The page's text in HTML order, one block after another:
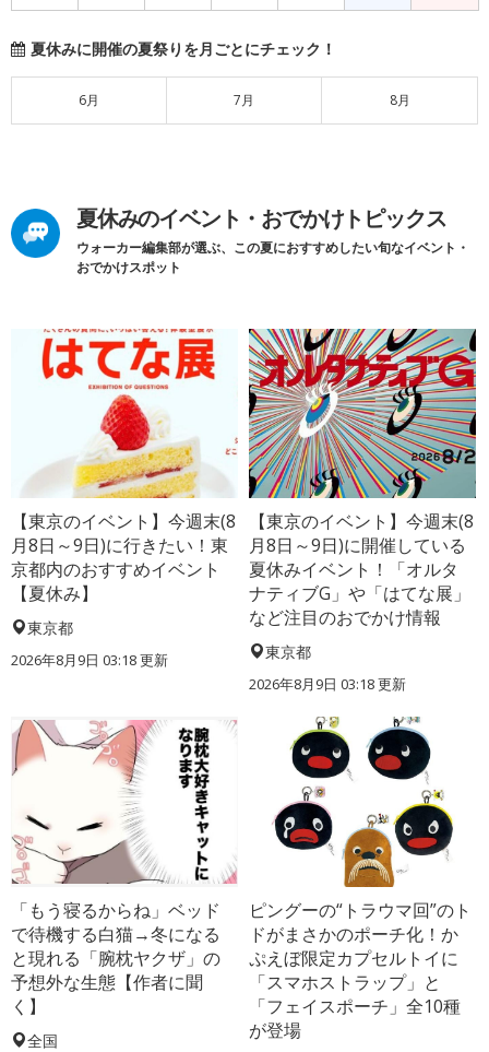
夏休みに開催の夏祭りを月ごとにチェック！
6月 7月 8月
夏休みのイベント・おでかけトピックス
ウォーカー編集部が選ぶ、この夏におすすめしたい旬なイベント・
おでかけスポット
【東京のイベント】今週末(8
月8日～9日)に行きたい！東
京都内のおすすめイベント
【夏休み】
東京都
2026年8月9日 03:18更新
【東京のイベント】今週末(8
月8日～9日)に開催している
夏休みイベント！「オルタ
ナティブG」や「はてな展」
など注目のおでかけ情報
東京都
2026年8月9日 03:18更新
「もう寝るからね」ベッド
で待機する白猫→冬になる
と現れる「腕枕ヤクザ」の
予想外な生態【作者に聞
く】
全国
ピングーの“トラウマ回”のト
ドがまさかのポーチ化！か
ぷえぼ限定カプセルトイに
「スマホストラップ」と
「フェイスポーチ」全10種
が登場